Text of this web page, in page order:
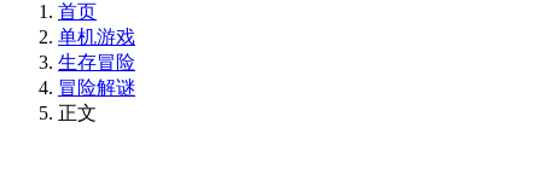
首页
单机游戏
生存冒险
冒险解谜
正文